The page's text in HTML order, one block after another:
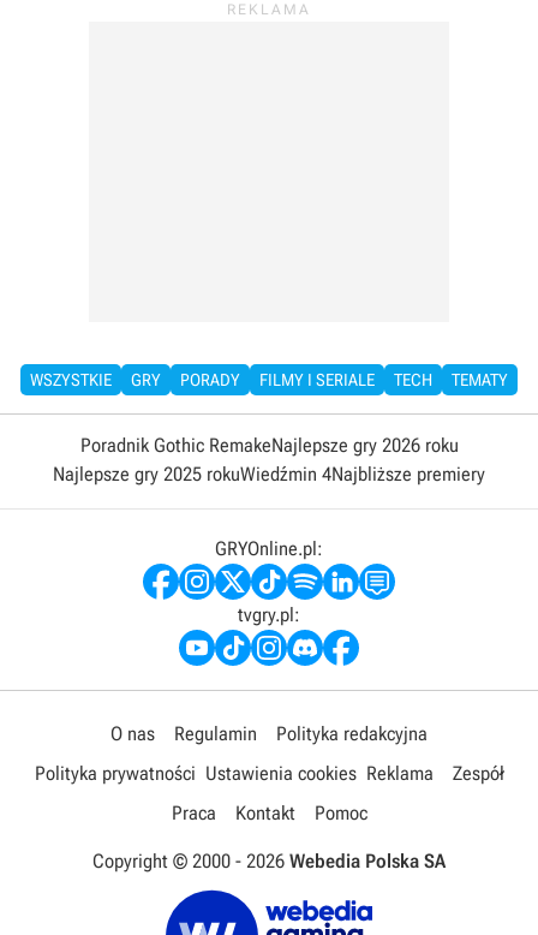
WSZYSTKIE GRY PORADY FILMY I SERIALE TECH TEMATY
Poradnik Gothic RemakeNajlepsze gry 2026 roku
Najlepsze gry 2025 rokuWiedźmin 4Najbliższe premiery
GRYOnline.pl:
tvgry.pl:
O nas Regulamin
Polityka redakcyjna
Polityka prywatności Ustawienia cookies Reklama
Zespół
Praca
Kontakt Pomoc
Copyright © 2000 - 2026 Webedia Polska SA